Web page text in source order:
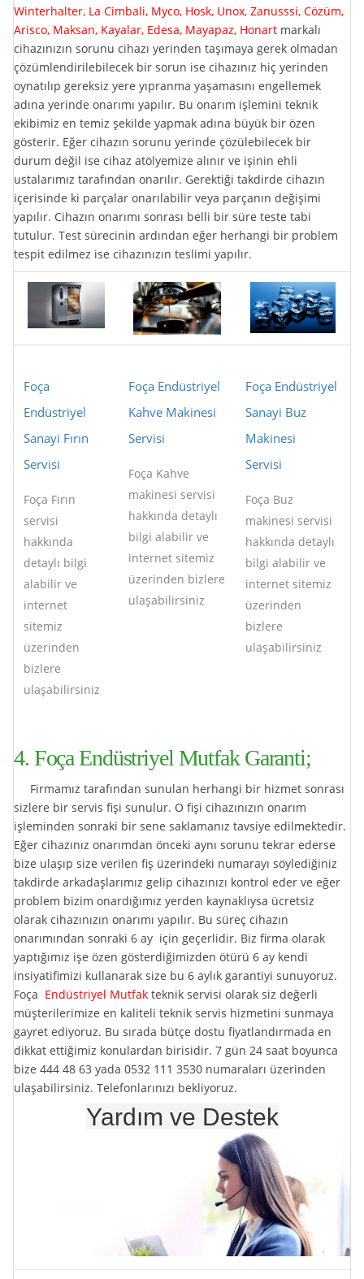
Winterhalter, La Cimbali, Myco, Hosk, Unox, Zanusssi, Cözüm,
Arisco, Maksan, Kayalar, Edesa, Mayapaz, Honart markalı
cihazınızın sorunu cihazı yerinden taşımaya gerek olmadan
çözümlendirilebilecek bir sorun ise cihazınız hiç yerinden
oynatılıp gereksiz yere yıpranma yaşamasını engellemek
adına yerinde onarımı yapılır. Bu onarım işlemini teknik
ekibimiz en temiz şekilde yapmak adına büyük bir özen
gösterir. Eğer cihazın sorunu yerinde çözülebilecek bir
durum değil ise cihaz atölyemize alınır ve işinin ehli
ustalarımız tarafından onarılır. Gerektiği takdirde cihazın
içerisinde ki parçalar onarılabilir veya parçanın değişimi
yapılır. Cihazın onarımı sonrası belli bir süre teste tabi
tutulur. Test sürecinin ardından eğer herhangi bir problem
tespit edilmez ise cihazınızın teslimi yapılır.
Foça
Endüstriyel
Sanayi Fırın
Servisi
Foça Fırın
servisi
hakkında
detaylı bilgi
alabilir ve
internet
sitemiz
üzerinden
bizlere
ulaşabilirsiniz
Foça Endüstriyel
Kahve Makinesi
Servisi
Foça Kahve
makinesi servisi
hakkında detaylı
bilgi alabilir ve
internet sitemiz
üzerinden bizlere
ulaşabilirsiniz
Foça Endüstriyel
Sanayi Buz
Makinesi
Servisi
Foça Buz
makinesi servisi
hakkında detaylı
bilgi alabilir ve
internet sitemiz
üzerinden
bizlere
ulaşabilirsiniz
4. Foça Endüstriyel Mutfak Garanti;
Firmamız tarafından sunulan herhangi bir hizmet sonrası
sizlere bir servis fişi sunulur. O fişi cihazınızın onarım
işleminden sonraki bir sene saklamanız tavsiye edilmektedir.
Eğer cihazınız onarımdan önceki aynı sorunu tekrar ederse
bize ulaşıp size verilen fiş üzerindeki numarayı söylediğiniz
takdirde arkadaşlarımız gelip cihazınızı kontrol eder ve eğer
problem bizim onardığımız yerden kaynaklıysa ücretsiz
olarak cihazınızın onarımı yapılır. Bu süreç cihazın
onarımından sonraki 6 ay için geçerlidir. Biz firma olarak
yaptığımız işe özen gösterdiğimizden ötürü 6 ay kendi
insiyatifimizi kullanarak size bu 6 aylık garantiyi sunuyoruz.
Foça Endüstriyel Mutfak teknik servisi olarak siz değerli
müşterilerimize en kaliteli teknik servis hizmetini sunmaya
gayret ediyoruz. Bu sırada bütçe dostu fiyatlandırmada en
dikkat ettiğimiz konulardan birisidir. 7 gün 24 saat boyunca
bize 444 48 63 yada 0532 111 3530 numaraları üzerinden
ulaşabilirsiniz. Telefonlarınızı bekliyoruz.
Yardım ve Destek